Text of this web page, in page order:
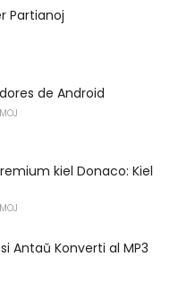
Partianoj
de Android
kiel Donaco: Kiel
Antaŭ Konverti al MP3